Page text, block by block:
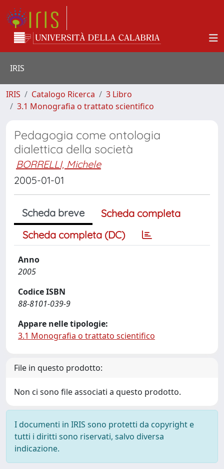
IRIS
IRIS Catalogo Ricerca
3 Libro
3.1 Monografia o trattato scientifico
Pedagogia come ontologia
dialettica della società
BORRELLI, Michele
2005-01-01
Scheda breve
Scheda completa
Scheda completa (DC)
Anno
2005
Codice ISBN
88-8101-039-9
Appare nelle tipologie:
3.1 Monografia o trattato scientifico
File in questo prodotto:
Non ci sono file associati a questo prodotto.
I documenti in IRIS sono protetti da copyright e
tutti i diritti sono riservati, salvo diversa
indicazione.